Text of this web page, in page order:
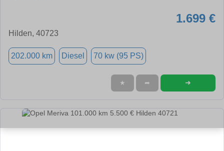
1.699 €
Hilden, 40723
202.000 km Diesel 70 kw (95 PS)
★ ➦ ➜